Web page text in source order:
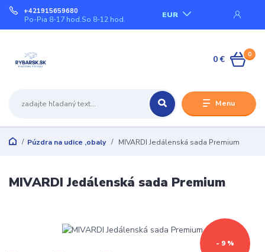
Menu
EUR
+421915659680
Po-Pia 8-17 hod.So 8-12 hod.
0
0 €
Púzdra na udice ,obaly MIVARDI Jedálenská sada Premium
MIVARDI Jedálenská sada Premium
- 9 %